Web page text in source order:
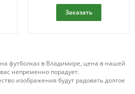
Заказать
на футболках в Владимире, цена в нашей
непременно порадует.
изображения будут радовать долгое